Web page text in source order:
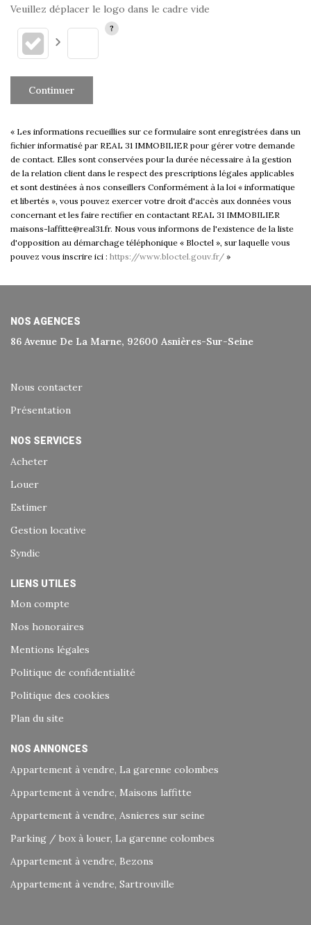
Veuillez déplacer le logo dans le cadre vide
Continuer
« Les informations recueillies sur ce formulaire sont enregistrées dans un
fichier informatisé par REAL 31 IMMOBILIER pour gérer votre demande
de contact. Elles sont conservées pour la durée nécessaire à la gestion
de la relation client dans le respect des prescriptions légales applicables
et sont destinées à nos conseillers Conformément à la loi « informatique
et libertés », vous pouvez exercer votre droit d'accès aux données vous
concernant et les faire rectifier en contactant REAL 31 IMMOBILIER
maisons-laffitte@real31.fr. Nous vous informons de l'existence de la liste
d'opposition au démarchage téléphonique « Bloctel », sur laquelle vous
pouvez vous inscrire ici : https://www.bloctel.gouv.fr/ »
NOS AGENCES
86 Avenue De La Marne, 92600 Asnières-Sur-Seine
Nous contacter
Présentation
NOS SERVICES
Acheter
Louer
Estimer
Gestion locative
Syndic
LIENS UTILES
Mon compte
Nos honoraires
Mentions légales
Politique de confidentialité
Politique des cookies
Plan du site
NOS ANNONCES
Appartement à vendre, La garenne colombes
Appartement à vendre, Maisons laffitte
Appartement à vendre, Asnieres sur seine
Parking / box à louer, La garenne colombes
Appartement à vendre, Bezons
Appartement à vendre, Sartrouville